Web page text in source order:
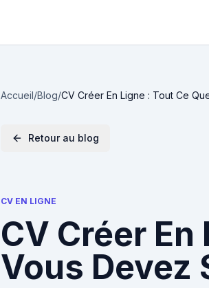
Accueil/Blog/CV Créer En Ligne : Tout Ce
Retour au blog
CV EN LIGNE
CV Créer En
Vous Devez